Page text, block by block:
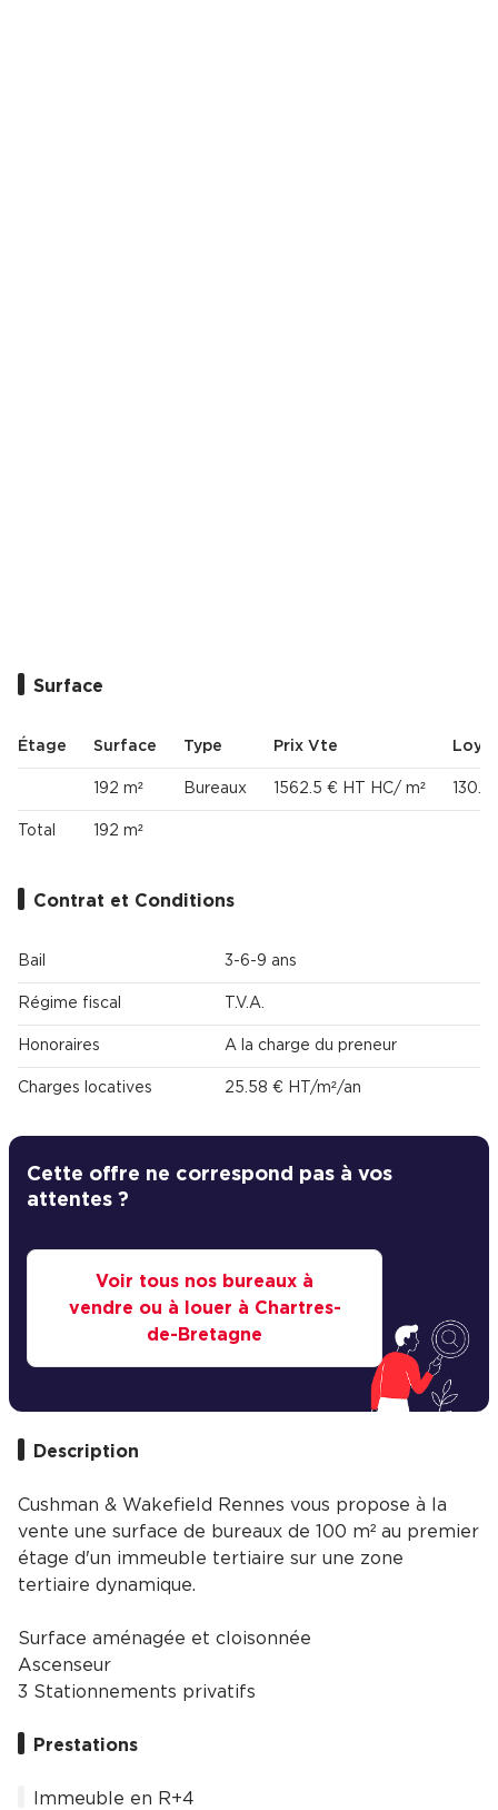
Surface
Étage Surface Type Prix Vte Loyer
192 m² Bureaux 1562.5 € HT HC/ m²
Total 192 m²
Contrat et Conditions
Bail 3-6-9 ans
Régime fiscal T.V.A.
Honoraires A la charge du preneur
Charges locatives 25.58 € HT/m²/an
Cette offre ne correspond pas à vos
attentes ?
Voir tous nos bureaux à
vendre ou à louer à Chartres-
de-Bretagne
Description
Cushman & Wakefield Rennes vous propose à la
vente une surface de bureaux de 100 m² au premier
étage d'un immeuble tertiaire sur une zone
tertiaire dynamique.
Surface aménagée et cloisonnée
Ascenseur
3 Stationnements privatifs
Prestations
Immeuble en R+4